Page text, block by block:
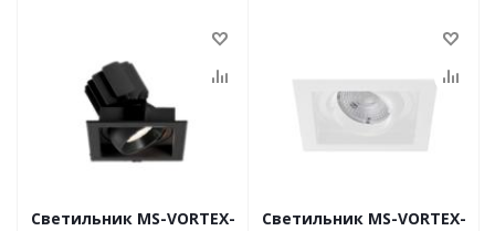
Светильник MS-VORTEX-
Светильник MS-VORTEX-